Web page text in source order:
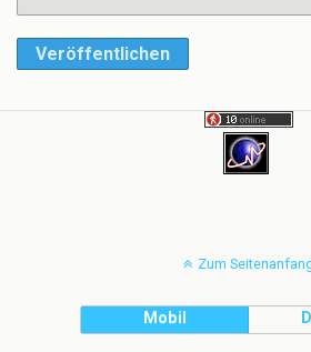
Veröffentlichen
Zum
Mobil